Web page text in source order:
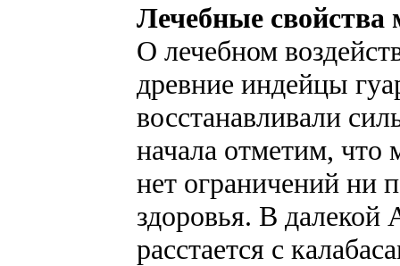
Лечебные свойства
О лечебном
древние индейцы
восстанавливали
начала отметим, что
нет ограничений ни
здоровья. В далекой
расстается с